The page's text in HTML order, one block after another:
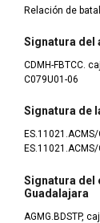
Relación de
Signatura del
CDMH-FBTCC.
C079U01-06
Signatura de
Signatura del
Guadalajara
AGMG.BDSTP,